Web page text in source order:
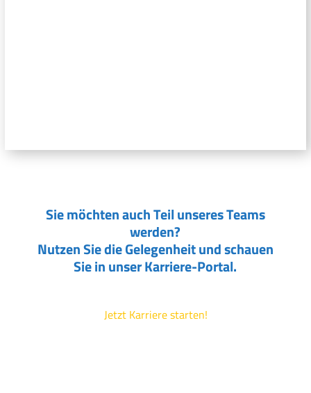
Sie möchten auch Teil unseres Teams
werden?
Nutzen Sie die Gelegenheit und schauen
Sie in unser Karriere-Portal.
Jetzt Karriere starten!